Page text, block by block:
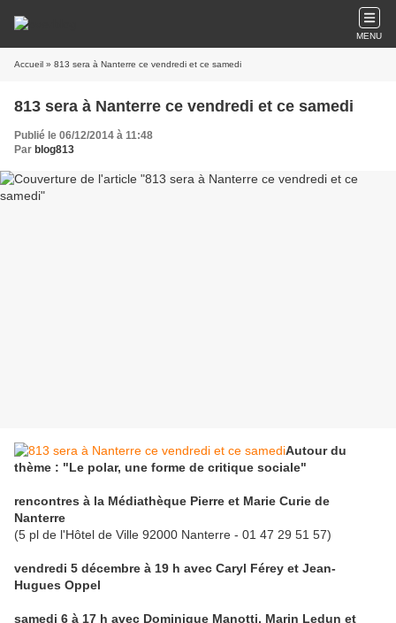
MENU
Accueil » 813 sera à Nanterre ce vendredi et ce samedi
813 sera à Nanterre ce vendredi et ce samedi
Publié le 06/12/2014 à 11:48
Par blog813
Autour du
thème : "Le polar, une forme de critique sociale"
rencontres à la Médiathèque Pierre et Marie Curie de
Nanterre
(5 pl de l'Hôtel de Ville 92000 Nanterre - 01 47 29 51 57)
vendredi 5 décembre à 19 h avec Caryl Férey et Jean-
Hugues Oppel
samedi 6 à 17 h avec Dominique Manotti, Marin Ledun et